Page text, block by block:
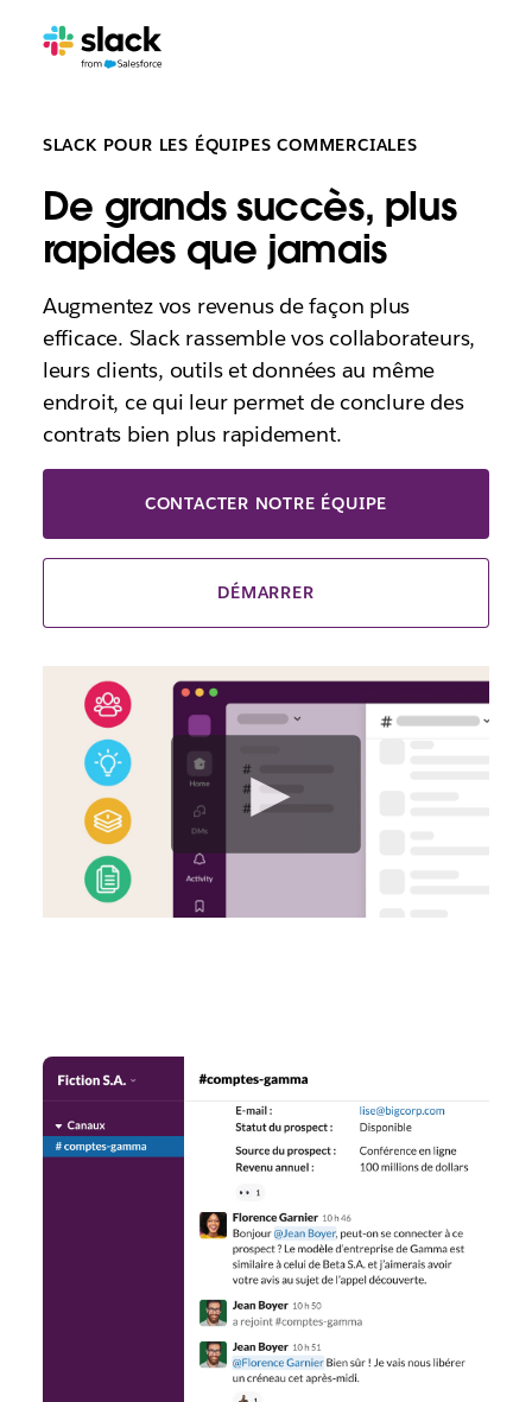
SLACK POUR LES ÉQUIPES COMMERCIALES
De grands succès, plus
rapides que jamais
Augmentez vos revenus de façon plus
efficace. Slack rassemble vos collaborateurs,
leurs clients, outils et données au même
endroit, ce qui leur permet de conclure des
contrats bien plus rapidement.
CONTACTER NOTRE ÉQUIPE
DÉMARRER